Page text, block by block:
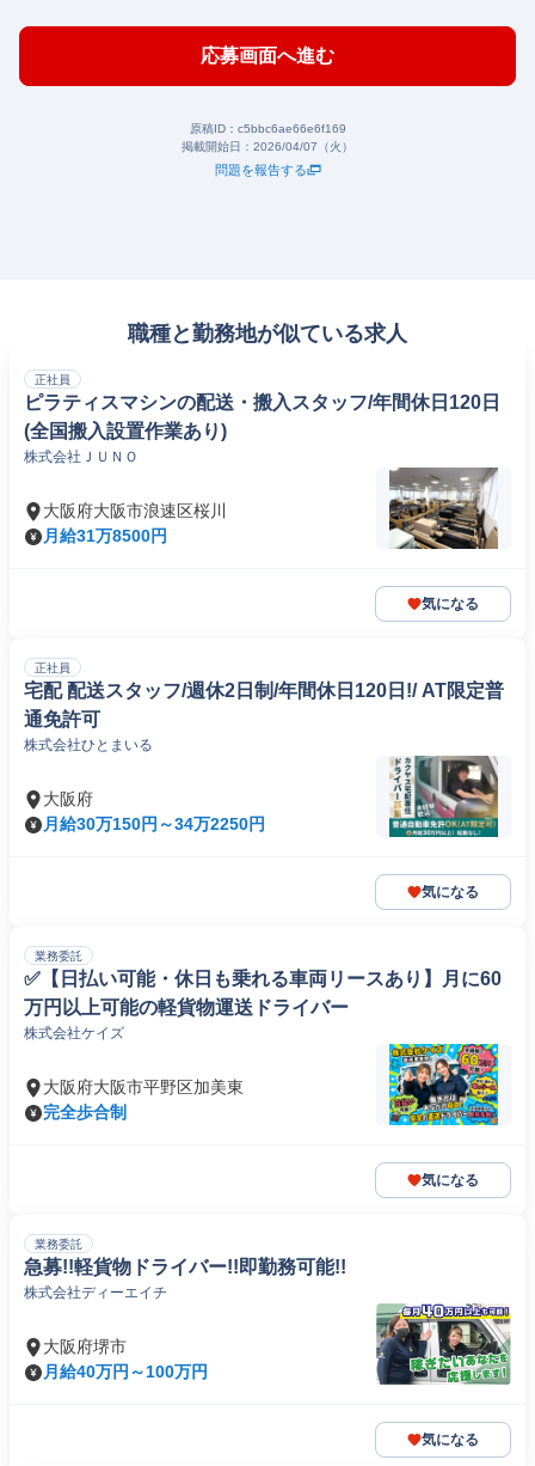
応募画面へ進む
原稿ID： c5bbc6ae66e6f169
掲載開始日： 2026/04/07（火）
問題を報告する
職種と勤務地が似ている求人
正社員
ピラティスマシンの配送・搬入スタッフ/年間休日120日
(全国搬入設置作業あり)
株式会社ＪＵＮＯ
大阪府大阪市浪速区桜川
月給31万8500円
気になる
正社員
宅配 配送スタッフ/週休2日制/年間休日120日!/ AT限定普
通免許可
株式会社ひとまいる
大阪府
月給30万150円～34万2250円
気になる
業務委託
✅【日払い可能・休日も乗れる車両リースあり】月に60
万円以上可能の軽貨物運送ドライバー
株式会社ケイズ
大阪府大阪市平野区加美東
完全歩合制
気になる
業務委託
急募!!軽貨物ドライバー!!即勤務可能!!
株式会社ディーエイチ
大阪府堺市
月給40万円～100万円
気になる